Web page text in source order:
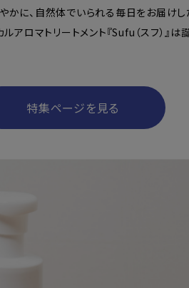
かに、自然体でいられる毎日をお届けし
アロマトリートメント『Sufu（スフ）』は
特集ページを見る